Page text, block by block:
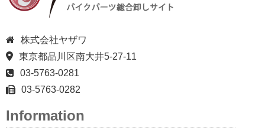
株式会社ヤザワ
東京都品川区南大井5-27-11
03-5763-0281
03-5763-0282
Information